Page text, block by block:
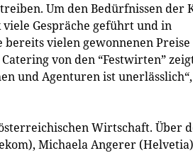
Um den Bedürfnissen der
Gespräche geführt und in
vielen gewonnenen Preise
von den “Festwirten”
und Agenturen ist unerlässlich“,
Wirtschaft. Über
Michaela Angerer